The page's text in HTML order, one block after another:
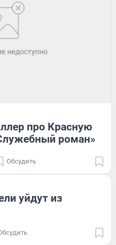
про Красную
роман»
Обсудить
уйдут из